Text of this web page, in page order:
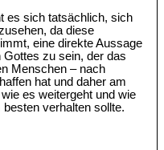
es sich tatsächlich, sich
da diese
eine direkte Aussage
Gottes zu sein, der das
Menschen – nach
hat und daher am
es weitergeht und wie
verhalten sollte.